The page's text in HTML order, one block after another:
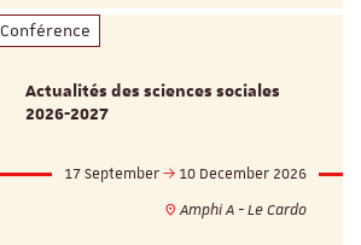
Conférence
Actualités des sciences sociales
2026-2027
17 September
10 December 2026
Amphi A - Le Cardo